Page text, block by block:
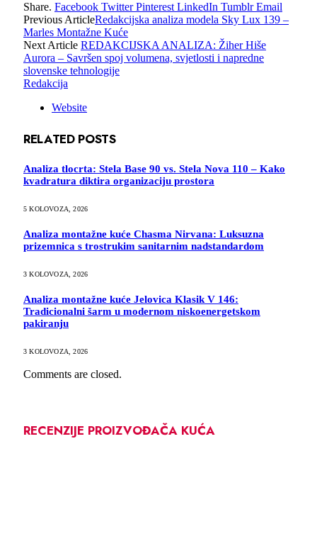
Share. Facebook Twitter Pinterest LinkedIn Tumblr Email
Previous ArticleRedakcijska analiza modela Sky Lux 139 –
Marles Montažne Kuće
Next Article REDAKCIJSKA ANALIZA: Žiher Hiše
Aurora – Savršen spoj volumena, svjetlosti i napredne
slovenske tehnologije
Redakcija
Website
RELATED POSTS
Analiza tlocrta: Stela Base 90 vs. Stela Nova 110 – Kako
kvadratura diktira organizaciju prostora
5 KOLOVOZA, 2026
Analiza montažne kuće Chasma Nirvana: Luksuzna
prizemnica s trostrukim sanitarnim nadstandardom
3 KOLOVOZA, 2026
Analiza montažne kuće Jelovica Klasik V 146:
Tradicionalni šarm u modernom niskoenergetskom
pakiranju
3 KOLOVOZA, 2026
Comments are closed.
RECENZIJE PROIZVOĐAČA KUĆA